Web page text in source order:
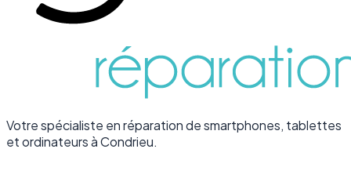
Votre spécialiste en réparation de smartphones, tablettes
et ordinateurs à Condrieu.